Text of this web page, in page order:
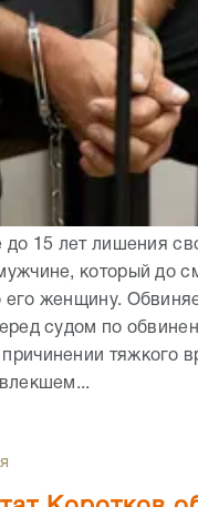
до 15 лет лишения
который до
его женщину.
судом по
тяжкого